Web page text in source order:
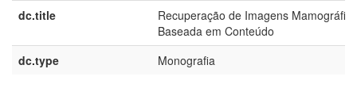
dc.title
Recuperação de Imagens
Baseada em Conteúdo
dc.type
Monografia